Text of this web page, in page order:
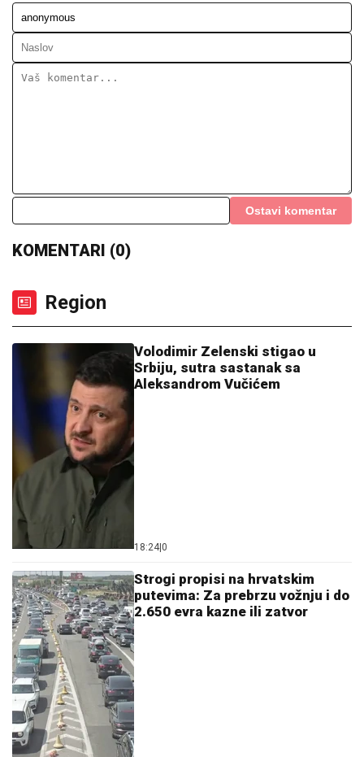
Ostavi komentar
KOMENTARI (0)
Region
Volodimir Zelenski stigao u
Srbiju, sutra sastanak sa
Aleksandrom Vučićem
18:24 0
Strogi propisi na hrvatskim
putevima: Za prebrzu vožnju i do
2.650 evra kazne ili zatvor